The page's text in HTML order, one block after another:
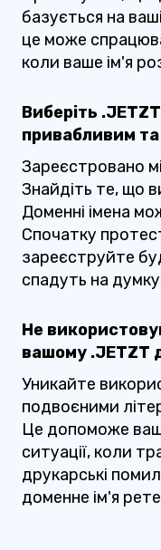
базується на
це може
коли ваше ім'я
Виберіть
привабливим та
Зареєстровано
Знайдіть те, що
Доменні імена
Спочатку
зареєструйте
спадуть на
Не
вашому .JETZT
Уникайте
подвоєними
Це допоможе
ситуації, коли
друкарські
доменне ім'я